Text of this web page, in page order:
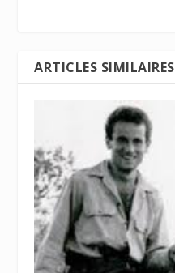
ARTICLES SIMILAIRES